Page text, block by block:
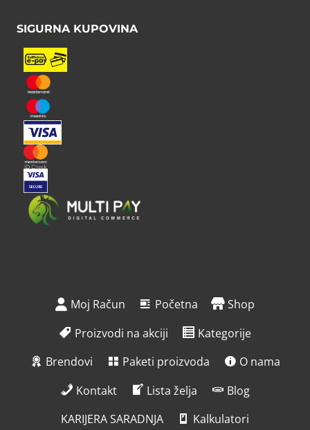
SIGURNA KUPOVINA
Moj Račun Početna
Shop
Proizvodi na akciji
Kategorije
Brendovi
Paketi proizvoda
O nama
Kontakt
Lista želja
Blog
KARIJERA SARADNJA
Kalkulatori